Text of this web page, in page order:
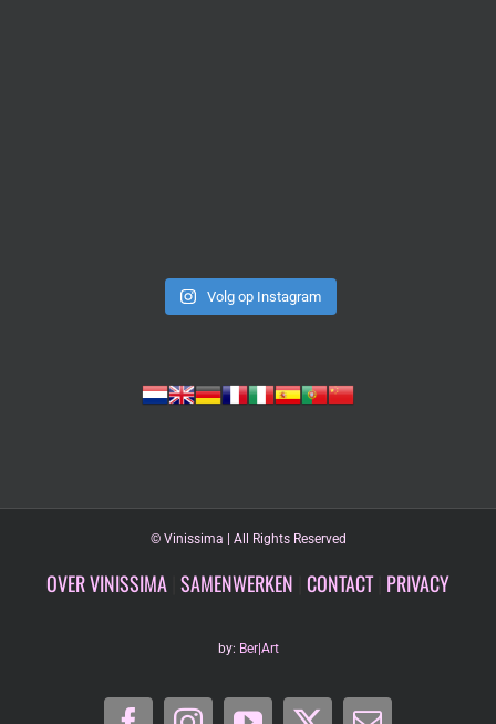
Volg op Instagram
© Vinissima | All Rights Reserved
OVER VINISSIMA SAMENWERKEN CONTACT| PRIVACY
by: Ber|Art